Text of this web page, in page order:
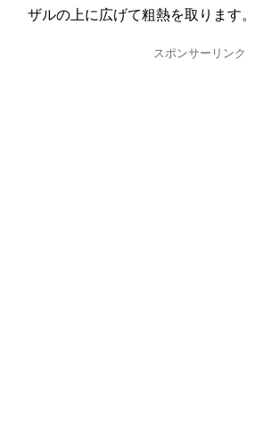
ザルの上に広げて粗熱を取ります。
スポンサーリンク